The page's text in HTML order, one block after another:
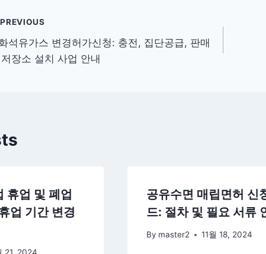
PREVIOUS
석유가스 변경허가신청: 충전, 집단공급, 판매
장소 설치 사업 안내
휴업 및 폐업
업 기간 변경
공유수면 매립면허 신
드: 절차 및 필요 서류
By master2 11월 18, 2024